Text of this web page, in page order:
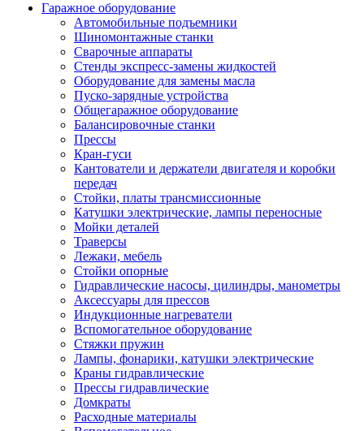
Гаражное оборудование
Автомобильные подъемники
Шиномонтажные станки
Сварочные аппараты
Стенды экспресс-замены жидкостей
Оборудование для замены масла
Пуско-зарядные устройства
Общегаражное оборудование
Балансировочные станки
Прессы
Кран-гуси
Кантователи и держатели двигателя и коробки
передач
Стойки, платы трансмиссионные
Катушки электрические, лампы переносные
Мойки деталей
Траверсы
Лежаки, мебель
Стойки опорные
Гидравлические насосы, цилиндры, манометры
Аксессуары для прессов
Индукционные нагреватели
Вспомогательное оборудование
Стяжки пружин
Лампы, фонарики, катушки электрические
Краны гидравлические
Прессы гидравлические
Домкраты
Расходные материалы